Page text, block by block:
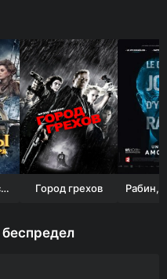
Пираты Эгейского моря Город грехов